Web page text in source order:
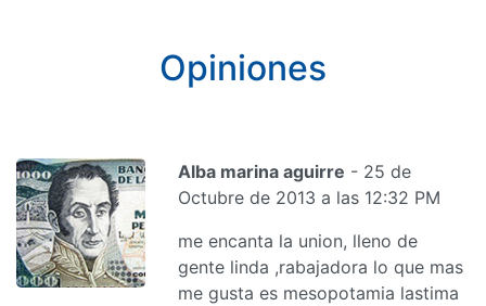
Opiniones
Alba marina aguirre - 25 de
Octubre de 2013 a las 12:32 PM
me encanta la union, lleno de
gente linda ,rabajadora lo que mas
me gusta es mesopotamia lastima